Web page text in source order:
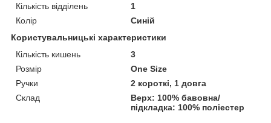
Кількість відділень
1
Колір
Синій
Користувальницькі характеристики
Кількість кишень
3
Розмір
One Size
Ручки
2 короткі, 1 довга
Склад
Верх: 100% бавовна/
підкладка: 100% поліестер